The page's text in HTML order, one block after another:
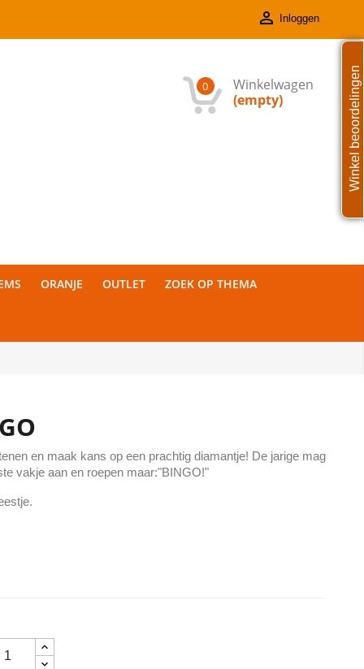
 Inloggen
Winkelwagen
0
(empty)
ORANJE OUTLET ZOEK OP THEMA
en maak kans op een prachtig diamantje! De jarige mag
vakje aan en roepen maar:"BINGO!"
Winkel beoordelingen